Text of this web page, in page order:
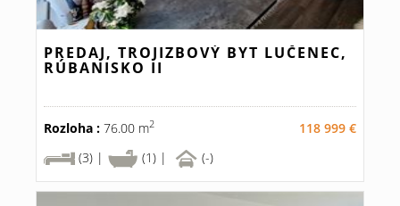
PREDAJ, TROJIZBOVÝ BYT LUČENEC,
RÚBANISKO II
Rozloha : 76.00 m2
118 999 €
(3) |
(1) | (-)